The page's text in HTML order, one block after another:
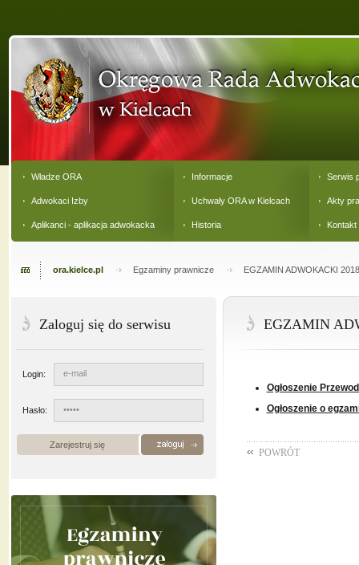
Władze ORA
Adwokaci Izby
Aplikanci - aplikacja adwokacka
Informacje
Uchwały ORA w Kielcach
Historia
Serwis
Akty
Kontakt
ora.kielce.pl Egzaminy prawnicze EGZAMIN ADWOKACKI 2018
EGZAMIN
Ogłoszenie
Ogłoszenie o
POWRÓT
Zaloguj się do serwisu
Login:
Hasło:
Zarejestruj się